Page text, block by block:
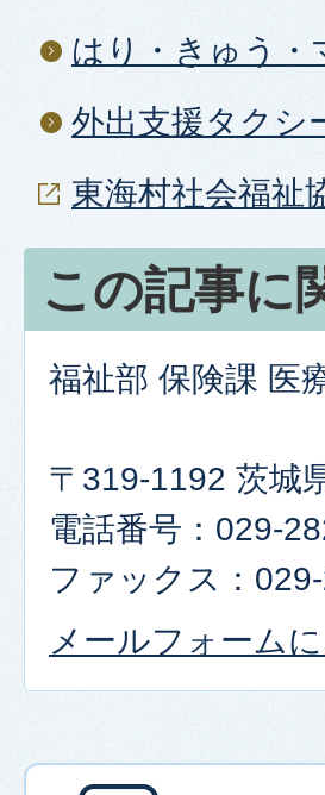
はり・きゅう・
外出支援タクシ
東海村社会福祉
この記事に
福祉部 保険課 医
〒319-1192 茨城
電話番号：029-
ファックス：
メールフォーム